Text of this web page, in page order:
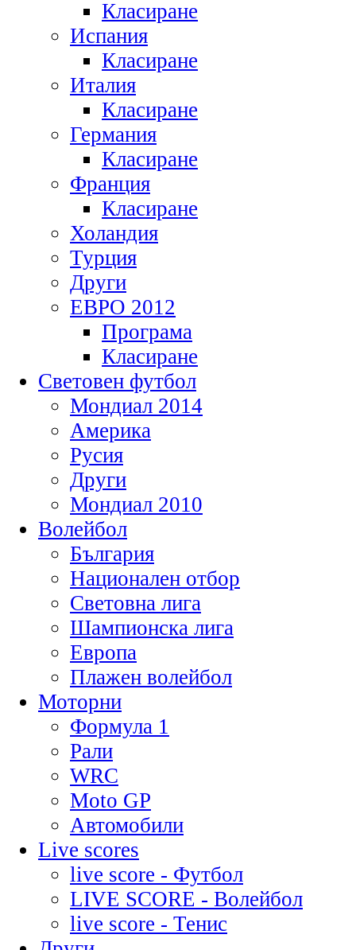
Класиране
Испания
Класиране
Италия
Класиране
Германия
Класиране
Франция
Класиране
Холандия
Турция
Други
ЕВРО 2012
Програма
Класиране
Световен футбол
Мондиал 2014
Америка
Русия
Други
Мондиал 2010
Волейбол
България
Национален отбор
Световна лига
Шампионска лига
Европа
Плажен волейбол
Моторни
Формула 1
Рали
WRC
Moto GP
Автомобили
Live scores
live score - Футбол
LIVE SCORE - Волейбол
live score - Тенис